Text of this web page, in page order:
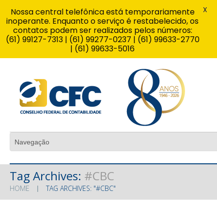
Tag Archives: #CBC
HOME TAG ARCHIVES: "#CBC"
Nossa central telefônica está temporariamente
inoperante. Enquanto o serviço é restabelecido, os
contatos podem ser realizados pelos números:
(61) 99127-7313 | (61) 99277-0237 | (61) 99633-2770
| (61) 99633-5016
X